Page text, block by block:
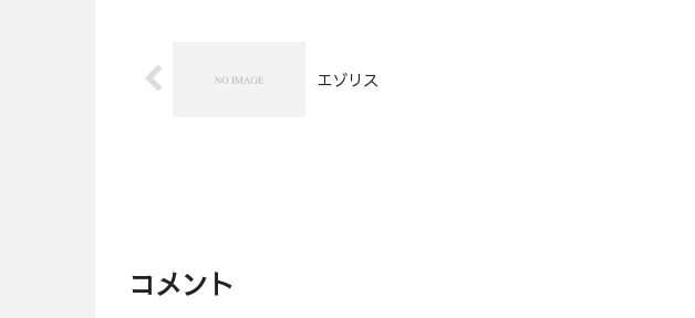
エゾリス
コメント